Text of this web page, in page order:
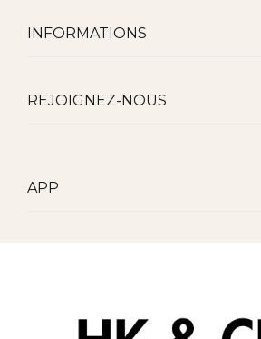
INFORMATIONS
REJOIGNEZ-NOUS
APP